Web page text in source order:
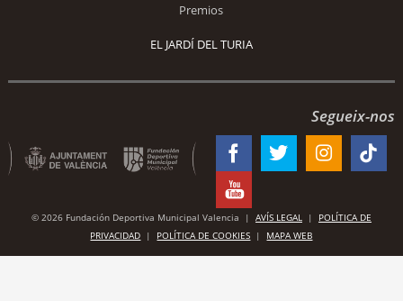
Premios
EL JARDÍ DEL TURIA
Segueix-nos
© 2026 Fundación Deportiva Municipal Valencia | AVÍS LEGAL | POLÍTICA DE
PRIVACIDAD | POLÍTICA DE COOKIES | MAPA WEB